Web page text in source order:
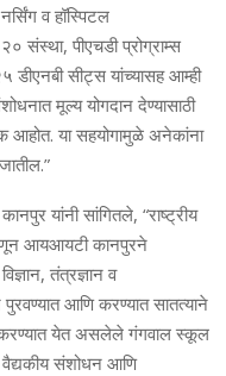
व हॉस्पिटल
संस्था, पीएचडी प्रोग्राम्स
सीट्स यांच्यासह आम्ही
मूल्य योगदान देण्यासाठी
आहोत. या सहयोगामुळे अनेकांना
यांनी सांगितले, “राष्ट्रीय
आयआयटी कानपुरने
तंत्रज्ञान व
आणि करण्यात सातत्याने
येत असलेले गंगवाल स्कूल
संशोधन आणि